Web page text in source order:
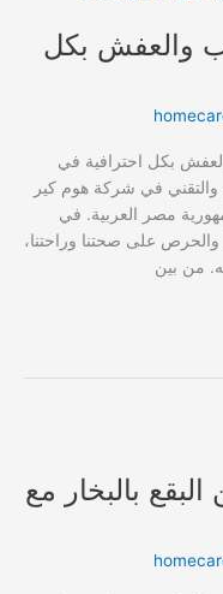
والعفش بكل
بكل احترافية في
والتقني في شركة هوم كير
مصر العربية. في
على صحتنا وراحتنا،
من بين
بالبخار مع